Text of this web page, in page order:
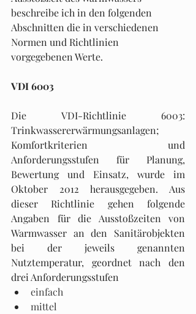
beschreibe ich in den folgenden
Abschnitten die in verschiedenen
Normen und Richtlinien
vorgegebenen Werte.
VDI 6003
Die VDI-Richtlinie 6003:
Trinkwassererwärmungsanlagen;
Komfortkriterien und
Anforderungsstufen für Planung,
Bewertung und Einsatz, wurde im
Oktober 2012 herausgegeben. Aus
dieser Richtlinie gehen folgende
Angaben für die Ausstoßzeiten von
Warmwasser an den Sanitärobjekten
bei der jeweils genannten
Nutztemperatur, geordnet nach den
drei Anforderungsstufen
einfach
mittel